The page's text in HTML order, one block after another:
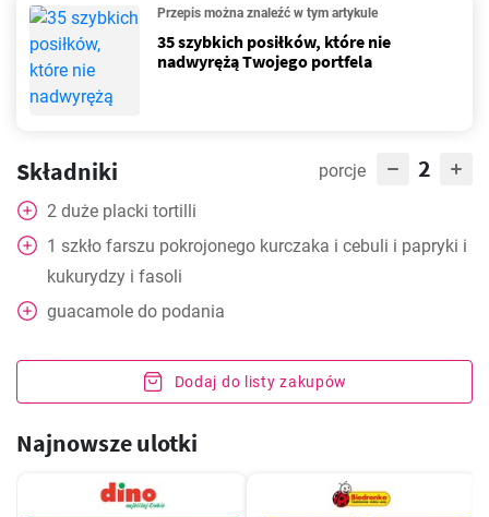
Przepis można znaleźć w tym artykule
35 szybkich posiłków, które nie
nadwyrężą Twojego portfela
Składniki porcje 2
2 duże placki tortilli
1 szkło farszu pokrojonego kurczaka i cebuli i papryki i
kukurydzy i fasoli
guacamole do podania
Dodaj do listy zakupów
Najnowsze ulotki